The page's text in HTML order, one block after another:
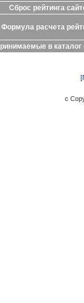
Сброс рейтинга
Формула расчета
в каталог
[
c